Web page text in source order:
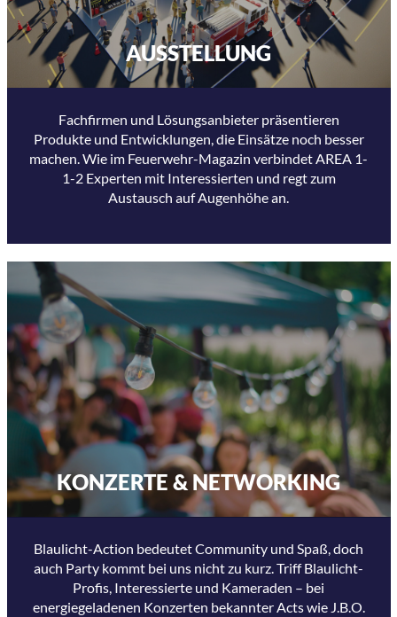
AUSSTELLUNG
Fachfirmen und Lösungsanbieter präsentieren
Produkte und Entwicklungen, die Einsätze noch besser
machen. Wie im Feuerwehr-Magazin verbindet AREA 1-
1-2 Experten mit Interessierten und regt zum
Austausch auf Augenhöhe an.
KONZERTE & NETWORKING
Blaulicht-Action bedeutet Community und Spaß, doch
auch Party kommt bei uns nicht zu kurz. Triff Blaulicht-
Profis, Interessierte und Kameraden – bei
energiegeladenen Konzerten bekannter Acts wie J.B.O.